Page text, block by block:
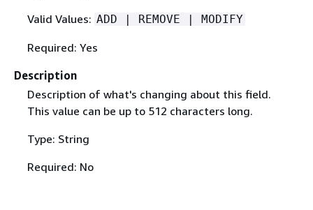
Valid Values: ADD | REMOVE | MODIFY
Required: Yes
Description
Description of what's changing about this field.
This value can be up to 512 characters long.
Type: String
Required: No